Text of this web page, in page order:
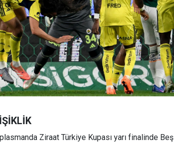
Ziraat Türkiye Kupası yarı finalinde